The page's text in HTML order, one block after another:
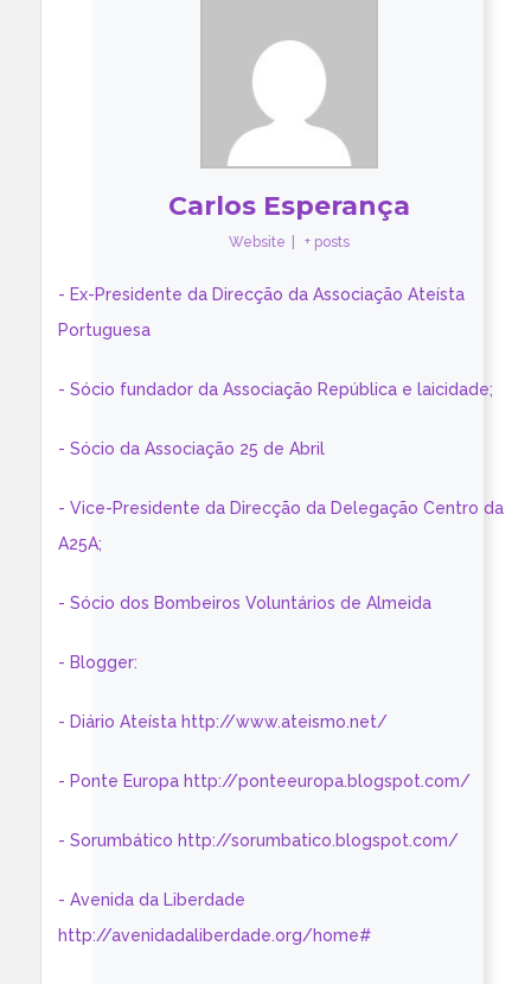
Carlos Esperança
Website + posts
- Ex-Presidente da Direcção da Associação Ateísta
Portuguesa
- Sócio fundador da Associação República e laicidade;
- Sócio da Associação 25 de Abril
- Vice-Presidente da Direcção da Delegação Centro da
A25A;
- Sócio dos Bombeiros Voluntários de Almeida
- Blogger:
- Diário Ateísta http://www.ateismo.net/
- Ponte Europa http://ponteeuropa.blogspot.com/
- Sorumbático http://sorumbatico.blogspot.com/
- Avenida da Liberdade
http://avenidadaliberdade.org/home#